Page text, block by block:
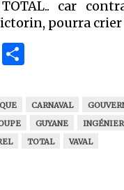
car
pourra crier
WhatsApp
CARNAVAL
GUYANE
TOTAL VAVAL